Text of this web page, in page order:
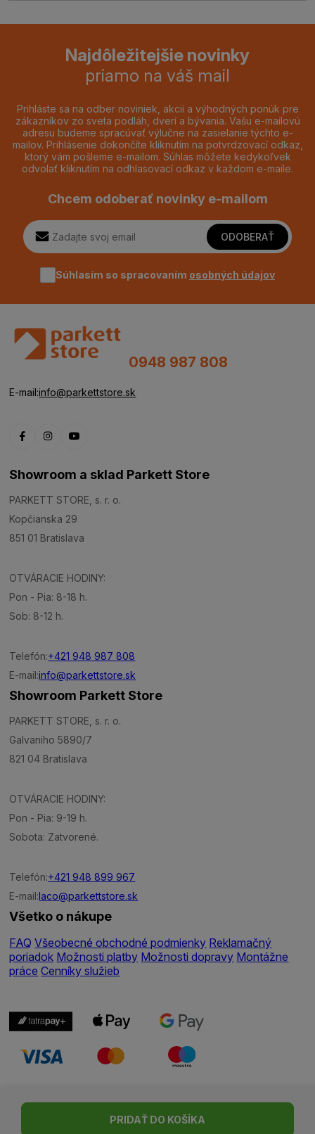
PRIDAŤ DO KOŠÍKA
Najdôležitejšie novinky
priamo na váš mail
Prihláste sa na odber noviniek, akcií a výhodných ponúk pre
zákazníkov zo sveta podláh, dverí a bývania. Vašu e-mailovú
adresu budeme spracúvať výlučne na zasielanie týchto e-
mailov. Prihlásenie dokončíte kliknutím na potvrdzovací odkaz,
ktorý vám pošleme e-mailom. Súhlas môžete kedykoľvek
odvolať kliknutím na odhlasovací odkaz v každom e-maile.
Chcem odoberať novinky e-mailom
ODOBERAŤ
Súhlasím so spracovaním osobných údajov
0948 987 808
E-mail:info@parkettstore.sk
Showroom a sklad Parkett Store
PARKETT STORE, s. r. o.
Kopčianska 29
851 01 Bratislava
OTVÁRACIE HODINY:
Pon - Pia: 8-18 h.
Sob: 8-12 h.
Telefón:+421 948 987 808
E-mail:info@parkettstore.sk
Showroom Parkett Store
PARKETT STORE, s. r. o.
Galvaniho 5890/7
821 04 Bratislava
OTVÁRACIE HODINY:
Pon - Pia: 9-19 h.
Sobota: Zatvorené.
Telefón:+421 948 899 967
E-mail:laco@parkettstore.sk
Všetko o nákupe
FAQ Všeobecné obchodné podmienky Reklamačný
poriadok Možnosti platby Možnosti dopravy Montážne
práce Cenníky služieb
| © Všetky práva vyhradené | Made with ♥
byMadviso